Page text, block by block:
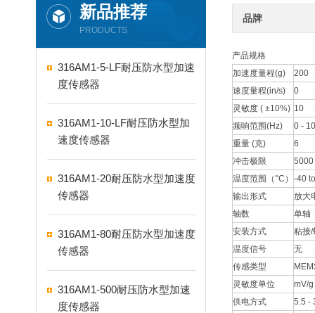
新品推荐
PRODUCTS
316AM1-5-LF耐压防水型加速
度传感器
316AM1-10-LF耐压防水型加
速度传感器
316AM1-20耐压防水型加速度
传感器
316AM1-80耐压防水型加速度
传感器
316AM1-500耐压防水型加速
度传感器
品牌
产品规格
加速度量程(g)
200
速度量程(in/s)
0
灵敏度 ( ±10%) 10
频响范围(Hz)
0 -
重量 (克)
6
冲击极限
5000
温度范围（°C） -40
输出形式
放大
轴数
单轴
安装方式
粘接/
温度信号
无
传感类型
灵敏度单位
mV/g
供电方式
5.5 -